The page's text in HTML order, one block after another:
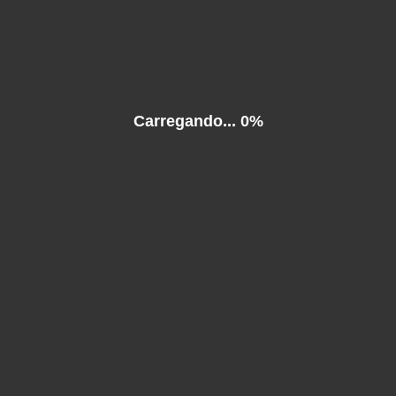
Carregando... 0%